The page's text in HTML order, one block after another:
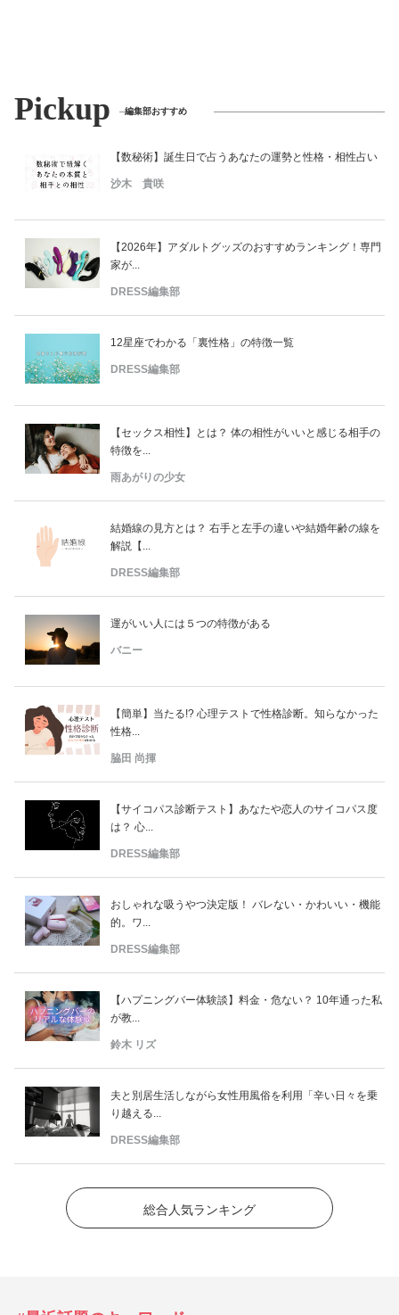
Pickup 編集部おすすめ
【数秘術】誕生日で占うあなたの運勢と性格・相性占い
沙木 貴咲
【2026年】アダルトグッズのおすすめランキング！専門
家が...
DRESS編集部
12星座でわかる「裏性格」の特徴一覧
DRESS編集部
【セックス相性】とは？ 体の相性がいいと感じる相手の
特徴を...
雨あがりの少女
結婚線の見方とは？ 右手と左手の違いや結婚年齢の線を
解説【...
DRESS編集部
運がいい人には５つの特徴がある
バニー
【簡単】当たる!? 心理テストで性格診断。知らなかった
性格...
脇田 尚揮
【サイコパス診断テスト】あなたや恋人のサイコパス度
は？ 心...
DRESS編集部
おしゃれな吸うやつ決定版！ バレない・かわいい・機能
的。ワ...
DRESS編集部
【ハプニングバー体験談】料金・危ない？ 10年通った私
が教...
鈴木 リズ
夫と別居生活しながら女性用風俗を利用「辛い日々を乗
り越える...
DRESS編集部
総合人気ランキング